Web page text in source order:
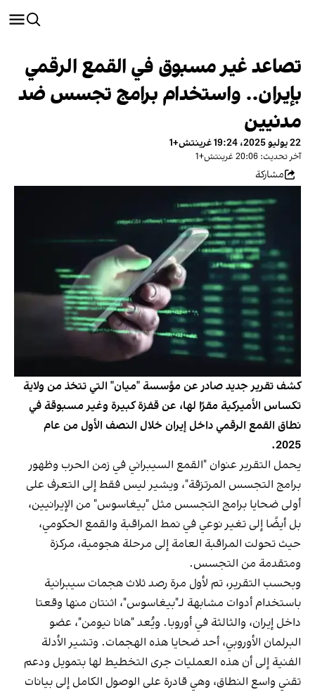
تصاعد غير مسبوق في القمع الرقمي
بإيران.. واستخدام برامج تجسس ضد
مدنيين
22 يوليو 2025، 19:24 غرينتش+1
آخر تحديث: 20:06 غرينتش+1
مشاركة
كشف تقرير جديد صادر عن مؤسسة "ميان" التي تتخذ من ولاية
تكساس الأميركية مقرًا لها، عن قفزة كبيرة وغير مسبوقة في
نطاق القمع الرقمي داخل إيران خلال النصف الأول من عام
2025.
يحمل التقرير عنوان "القمع السيبراني في زمن الحرب وظهور
برامج التجسس المرتزقة"، ويشير ليس فقط إلى التعرف على
أولى ضحايا برامج التجسس مثل "بيغاسوس" من الإيرانيين،
بل أيضًا إلى تغير نوعي في نمط المراقبة والقمع الحكومي،
حيث تحولت المراقبة العامة إلى مرحلة هجومية، مركزة
ومتقدمة من التجسس.
وبحسب التقرير، تم لأول مرة رصد ثلاث هجمات سيبرانية
باستخدام أدوات مشابهة لـ"بيغاسوس"، اثنتان منها وقعتا
داخل إيران، والثالثة في أوروبا. ويُعد "هانا نيومن"، عضو
البرلمان الأوروبي، أحد ضحايا هذه الهجمات. وتشير الأدلة
الفنية إلى أن هذه العمليات جرى التخطيط لها بتمويل ودعم
تقني واسع النطاق، وهي قادرة على الوصول الكامل إلى بيانات